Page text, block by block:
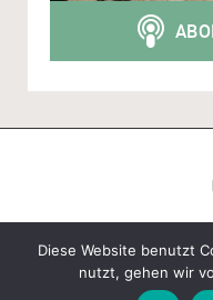
Copyright 2026 —
Diese Website benutzt
nutzt, gehen wir